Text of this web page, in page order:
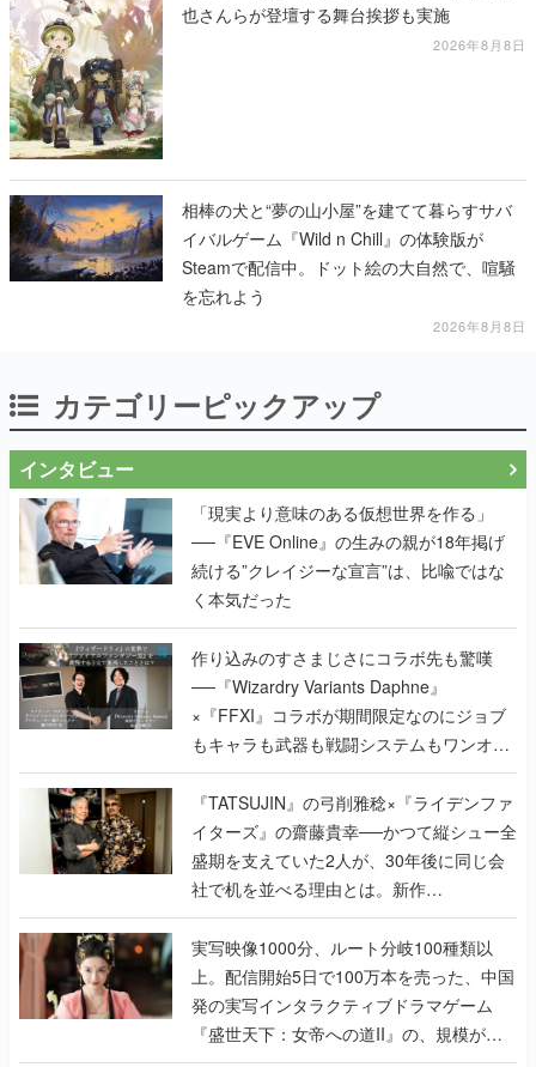
也さんらが登壇する舞台挨拶も実施
2026年8月8日
相棒の犬と“夢の山小屋”を建てて暮らすサバ
イバルゲーム『Wild n Chill』の体験版が
Steamで配信中。ドット絵の大自然で、喧騒
を忘れよう
2026年8月8日
カテゴリーピックアップ
インタビュー
「現実より意味のある仮想世界を作る」
──『EVE Online』の生みの親が18年掲げ
続ける”クレイジーな宣言”は、比喩ではな
く本気だった
作り込みのすさまじさにコラボ先も驚嘆
──『Wizardry Variants Daphne』
×『FFXI』コラボが期間限定なのにジョブ
もキャラも武器も戦闘システムもワンオフ
で作り込まれた理由を両ディレクターに聞
く
『TATSUJIN』の弓削雅稔×『ライデンファ
イターズ』の齋藤貴幸──かつて縦シュー全
盛期を支えていた2人が、30年後に同じ会
社で机を並べる理由とは。新作
『TATSUJIN EXTREME』で初タッグを組
んだレジェンド2人に訊く開発秘話
実写映像1000分、ルート分岐100種類以
上。配信開始5日で100万本を売った、中国
発の実写インタラクティブドラマゲーム
『盛世天下：女帝への道II』の、規模が違